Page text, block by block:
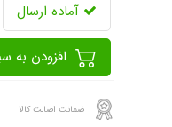
آماده ارسال
ضمانت اصالت کالا